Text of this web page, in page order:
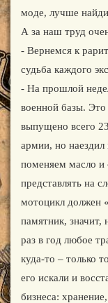
моде, лучше
А за наш труд
- Вернемся к
судьба каждого
- На прошлой
военной базы.
выпущено всего
армии, но
поменяем масло и
представлять на
мотоцикл должен
памятник, значит,
раз в год любое
куда-то – только
его искали и
бизнеса: